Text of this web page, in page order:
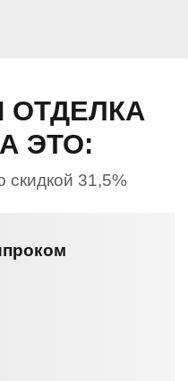
ОТДЕЛКА
ЭТО:
скидкой 31,5%